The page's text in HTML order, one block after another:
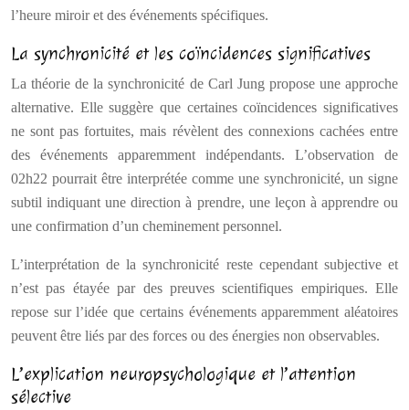
l’heure miroir et des événements spécifiques.
La synchronicité et les coïncidences significatives
La théorie de la synchronicité de Carl Jung propose une approche
alternative. Elle suggère que certaines coïncidences significatives
ne sont pas fortuites, mais révèlent des connexions cachées entre
des événements apparemment indépendants. L’observation de
02h22 pourrait être interprétée comme une synchronicité, un signe
subtil indiquant une direction à prendre, une leçon à apprendre ou
une confirmation d’un cheminement personnel.
L’interprétation de la synchronicité reste cependant subjective et
n’est pas étayée par des preuves scientifiques empiriques. Elle
repose sur l’idée que certains événements apparemment aléatoires
peuvent être liés par des forces ou des énergies non observables.
L’explication neuropsychologique et l’attention
sélective